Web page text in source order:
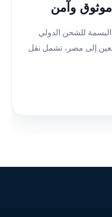
للشحن الدولي
إلى مصر، تشمل نقل